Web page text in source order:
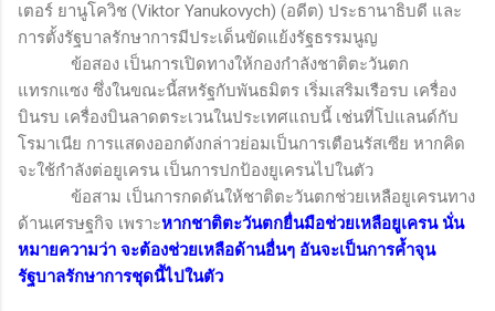
เตอร์ ยานูโควิช (Viktor Yanukovych) (อดีต) ประธานาธิบดี และ
การตั้งรัฐบาลรักษาการมีประเด็นขัดแย้งรัฐธรรมนูญ
ข้อสอง เป็นการเปิดทางให้กองกำลังชาติตะวันตก
แทรกแซง ซึ่งในขณะนี้สหรัฐกับพันธมิตร เริ่มเสริมเรือรบ เครื่อง
บินรบ เครื่องบินลาดตระเวนในประเทศแถบนี้ เช่นที่โปแลนด์กับ
โรมาเนีย การแสดงออกดังกล่าวย่อมเป็นการเตือนรัสเซีย หากคิด
จะใช้กำลังต่อยูเครน เป็นการปกป้องยูเครนไปในตัว
ข้อสาม เป็นการกดดันให้ชาติตะวันตกช่วยเหลือยูเครนทาง
ด้านเศรษฐกิจ เพราะหากชาติตะวันตกยื่นมือช่วยเหลือยูเครน นั่น
หมายความว่า จะต้องช่วยเหลือด้านอื่นๆ อันจะเป็นการค้ำจุน
รัฐบาลรักษาการชุดนี้ไปในตัว